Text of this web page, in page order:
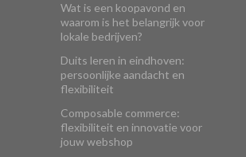
Wat is een koopavond en
waarom is het belangrijk voor
lokale bedrijven?
Duits leren in eindhoven:
persoonlijke aandacht en
flexibiliteit
Composable commerce:
flexibiliteit en innovatie voor
jouw webshop